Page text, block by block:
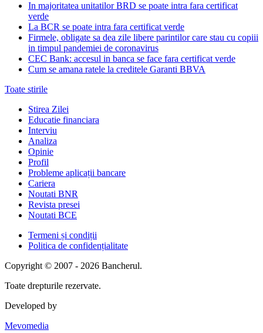
In majoritatea unitatilor BRD se poate intra fara certificat
verde
La BCR se poate intra fara certificat verde
Firmele, obligate sa dea zile libere parintilor care stau cu copiii
in timpul pandemiei de coronavirus
CEC Bank: accesul in banca se face fara certificat verde
Cum se amana ratele la creditele Garanti BBVA
Toate stirile
Stirea Zilei
Educatie financiara
Interviu
Analiza
Opinie
Profil
Probleme aplicații bancare
Cariera
Noutati BNR
Revista presei
Noutati BCE
Termeni și condiții
Politica de confidențialitate
Copyright © 2007 - 2026 Bancherul.
Toate drepturile rezervate.
Developed by
Mevomedia